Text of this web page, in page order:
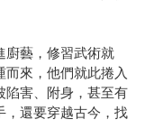
廚藝，修習武術就
來，他們就此捲入
陷害、附身，甚至有
，還要穿越古今，找